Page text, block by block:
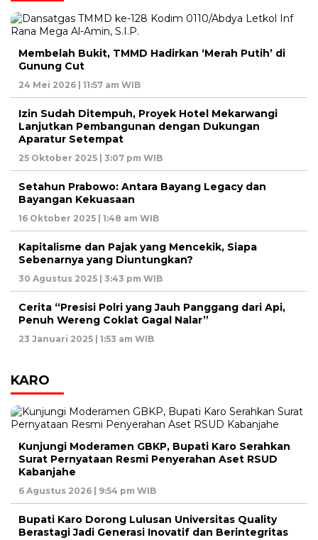
Membelah Bukit, TMMD Hadirkan ‘Merah Putih’ di
Gunung Cut
24 Mei 2026 | 11:57 am WIB
Izin Sudah Ditempuh, Proyek Hotel Mekarwangi
Lanjutkan Pembangunan dengan Dukungan
Aparatur Setempat
25 Oktober 2025 | 3:07 pm WIB
Setahun Prabowo: Antara Bayang Legacy dan
Bayangan Kekuasaan
16 Oktober 2025 | 1:48 am WIB
Kapitalisme dan Pajak yang Mencekik, Siapa
Sebenarnya yang Diuntungkan?
30 Agustus 2025 | 3:43 pm WIB
Cerita “Presisi Polri yang Jauh Panggang dari Api,
Penuh Wereng Coklat Gagal Nalar”
23 Januari 2025 | 1:53 am WIB
KARO
Kunjungi Moderamen GBKP, Bupati Karo Serahkan
Surat Pernyataan Resmi Penyerahan Aset RSUD
Kabanjahe
6 Agustus 2026 | 9:54 pm WIB
Bupati Karo Dorong Lulusan Universitas Quality
Berastagi Jadi Generasi Inovatif dan Berintegritas